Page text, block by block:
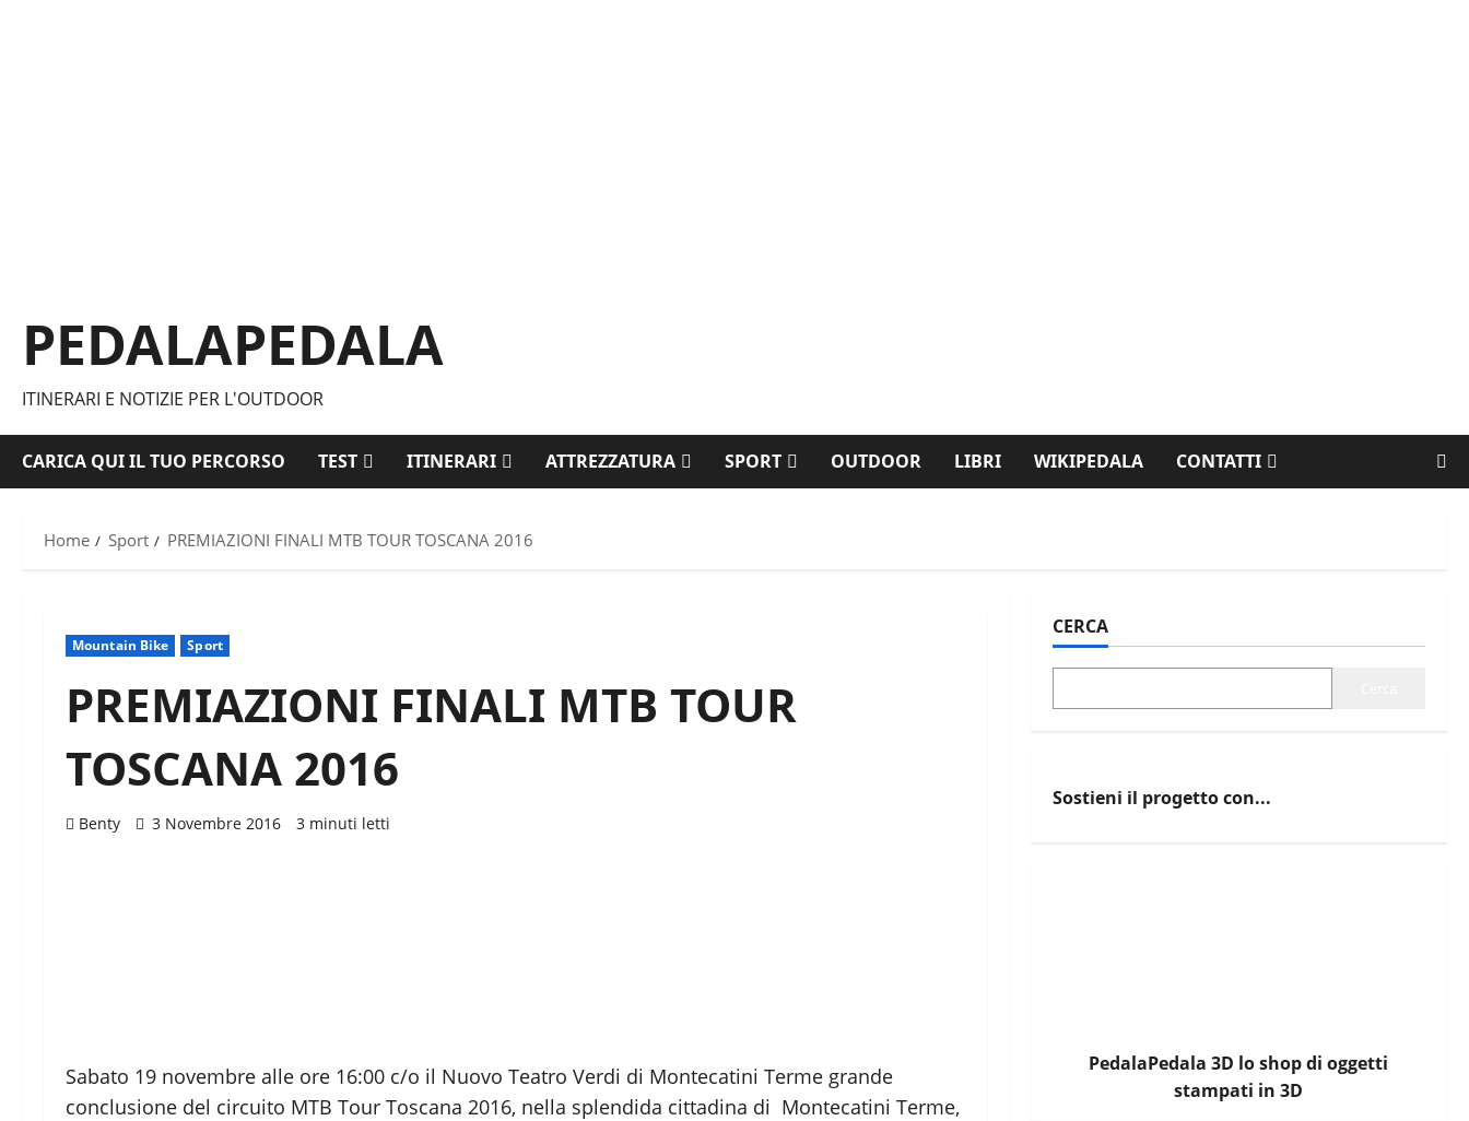
PEDALAPEDALA
ITINERARI E NOTIZIE PER L'OUTDOOR
CARICA QUI IL TUO PERCORSO TEST ITINERARI ATTREZZATURA SPORT OUTDOOR LIBRI WIKIPEDALA CONTATTI
Home Sport PREMIAZIONI FINALI MTB TOUR TOSCANA 2016
Mountain Bike Sport
PREMIAZIONI FINALI MTB TOUR
TOSCANA 2016
Benty 3 Novembre 2016 3 minuti letti
Sabato 19 novembre alle ore 16:00 c/o il Nuovo Teatro Verdi di Montecatini Terme grande
conclusione del circuito MTB Tour Toscana 2016, nella splendida cittadina di Montecatini Terme,
CERCA
Sostieni il progetto con...
PedalaPedala 3D lo shop di oggetti
stampati in 3D